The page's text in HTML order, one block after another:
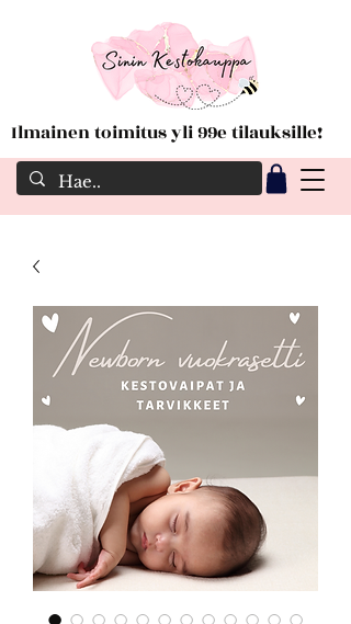
Ilmainen toimitus yli 99e tilauksille!